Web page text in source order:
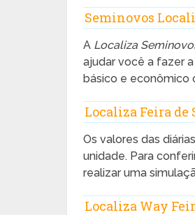
Seminovos
A Localiza
ajudar você a fazer
básico e econômico
Localiza Feira de
Os valores das
unidade. Para
realizar uma
Localiza Way